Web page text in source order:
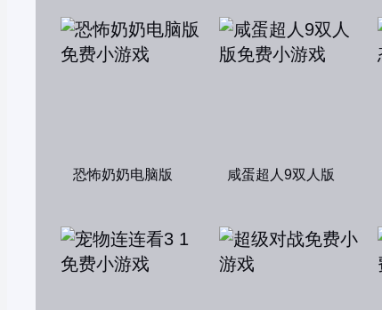
恐怖奶奶电脑版 咸蛋超人9双人版